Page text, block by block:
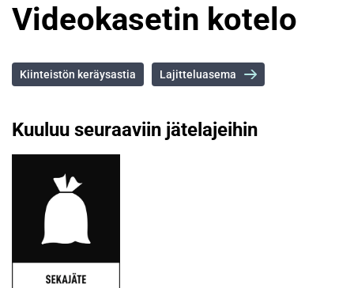
Videokasetin kotelo
Kiinteistön keräysastia Lajitteluasema
Kuuluu seuraaviin jätelajeihin